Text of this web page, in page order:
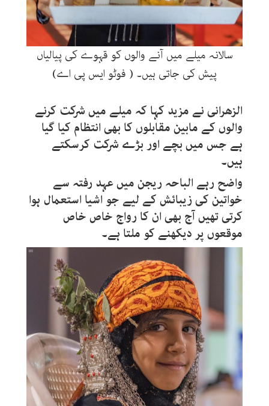
سالانہ میلے میں آنے والوں کو قہوے کی پیالیاں
پیش کی جاتی ہیں۔ ( فوٹو ایس پی اے)
الزھرانی نے مزید کہا کہ میلے میں شرکت کرنے
والوں کے مابین مقابلوں کا بھی انتظام کیا گیا
ہے جس میں بچے اور بڑے شرکت کرسکتے
ہیں۔
واضح رہے الباحہ ریجن میں عہد رفتہ سے
خواتین کی زیبائش کے لیے جو اشیا استعمال ہوا
کرتی تھیں آج بھی ان کا رواج خاص خاص
موقعوں پر دیکھنے کو ملتا ہے۔